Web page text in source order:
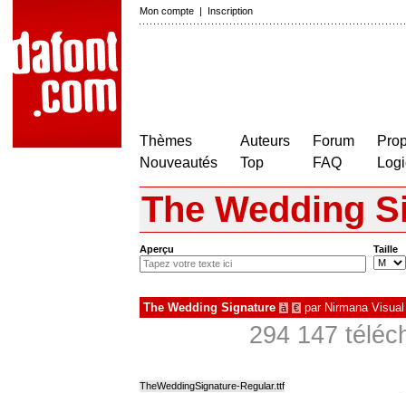
Mon compte | Inscription
Thèmes
Nouveautés
Auteurs
Top
Forum
FAQ
The Wedding
Aperçu Taille
The Wedding Signature à € par Nirmana Visual
294 147
TheWeddingSignature-Regular.ttf